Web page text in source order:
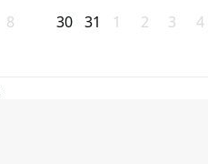
8 30 31 1 2 3 4